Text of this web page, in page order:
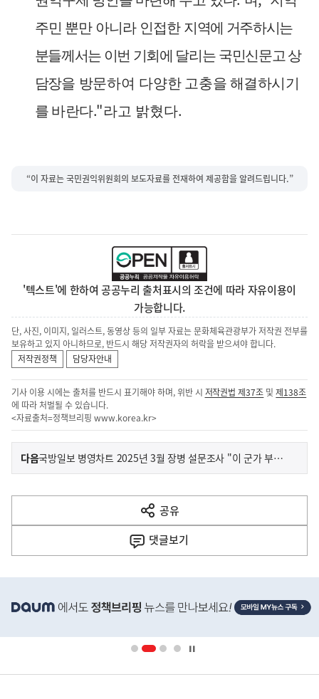
주민 뿐만 아니라 인접한 지역에 거주하시는
분들께서는 이번 기회에 달리 는 국민신문고 상
담장을 방문하여 다양한 고충을 해결하시기
를 바란다."라고 밝혔다.
“이 자료는 국민권익위원회의 보도자료를 전재하여 제공함을 알려드립니다.”
'텍스트'에 한하여 공공누리 출처표시의 조건에 따라 자유이용이
가능합니다.
단, 사진, 이미지, 일러스트, 동영상 등의 일부 자료는 문화체육관광부가 저작권 전부를
보유하고 있지 아니하므로, 반드시 해당 저작권자의 허락을 받으셔야 합니다.
저작권정책
담당자안내
기사 이용 시에는 출처를 반드시 표기해야 하며, 위반 시 저작권법 제37조 및제138조
에 따라 처벌될 수 있습니다.
<자료출처=정책브리핑 www.korea.kr>
이
전
다
음
다음기
국방일보 병영차트 2025년 3월 장병 설문조사 "이 군가 부르면 '군부심' 차오릅니다!" MZ병사들이 '가장 사랑하는 군가' 1위는?
공유
열
기
댓글보기
단
영